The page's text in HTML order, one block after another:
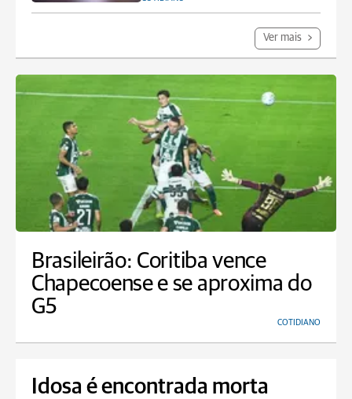
Ver mais
Brasileirão: Coritiba vence
Chapecoense e se aproxima do
G5
COTIDIANO
Idosa é encontrada morta